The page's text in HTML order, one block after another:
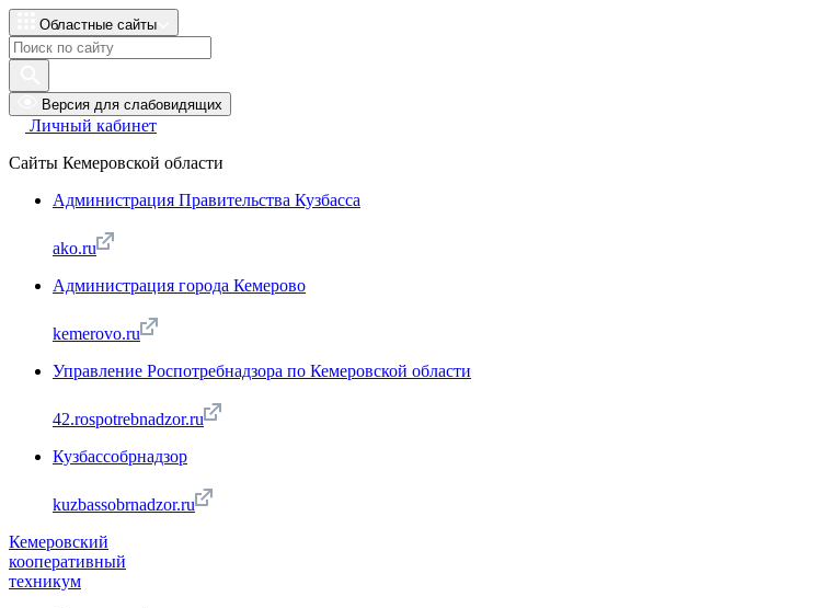
Областные сайты
Версия для слабовидящих
Личный кабинет
Сайты Кемеровской области
Администрация Правительства Кузбасса
ako.ru
Администрация города Кемерово
kemerovo.ru
Управление Роспотребнадзора по Кемеровской области
42.rospotrebnadzor.ru
Кузбассобрнадзор
kuzbassobrnadzor.ru
Кемеровский
кооперативный
техникум